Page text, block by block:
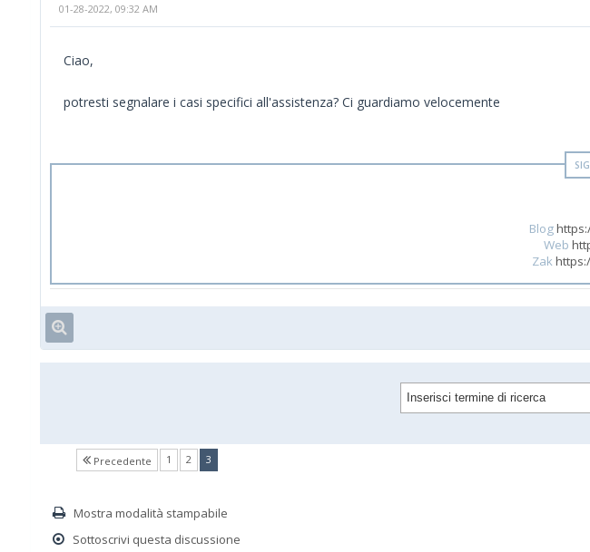
01-28-2022, 09:32 AM
Ciao,
potresti segnalare i casi specifici all'assistenza? Ci guardiamo velocemente
Blog
Web
Zak
Precedente 1 2 3(current)
Mostra modalità stampabile
Sottoscrivi questa discussione